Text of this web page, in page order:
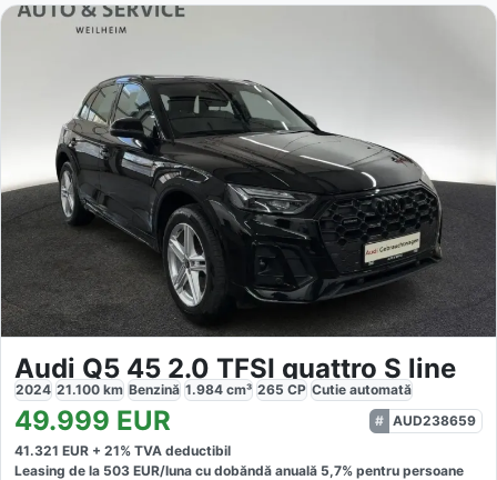
Audi Q5 45 2.0 TFSI quattro S line
2024 21.100 km Benzină 1.984 cm³ 265 CP Cutie automată
49.999 EUR
AUD238659
41.321 EUR + 21% TVA deductibil
Leasing de la 503 EUR/luna cu dobăndă anuală 5,7% pentru persoane